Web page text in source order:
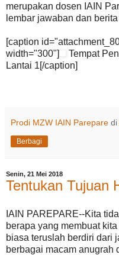
merupakan dosen IAIN
lembar jawaban dan
[caption
width="300"]
Tempat
Lantai 1[/caption]
Prodi MZW IAIN Parepare di
Berbagi
Senin, 21 Mei 2018
Tentukan Tujuan
IAIN PAREPARE--Kita
berapa yang membuat
biasa teruslah berdiri dari
berbagai macam anugrah